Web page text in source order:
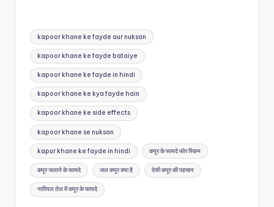
Tags:
kapoor khane ke fayde aur nuksan
kapoor khane ke fayde bataiye
kapoor khane ke fayde in hindi
kapoor khane ke kya fayde hain
kapoor khane ke side effects
kapoor khane se nuksan
kapur khane ke fayde in hindi कपूर के फायदे फोर स्किन
कपूर जलाने के फायदे जल कपूर क्या है देसी कपूर की पहचान
नारियल तेल में कपूर के फायदे